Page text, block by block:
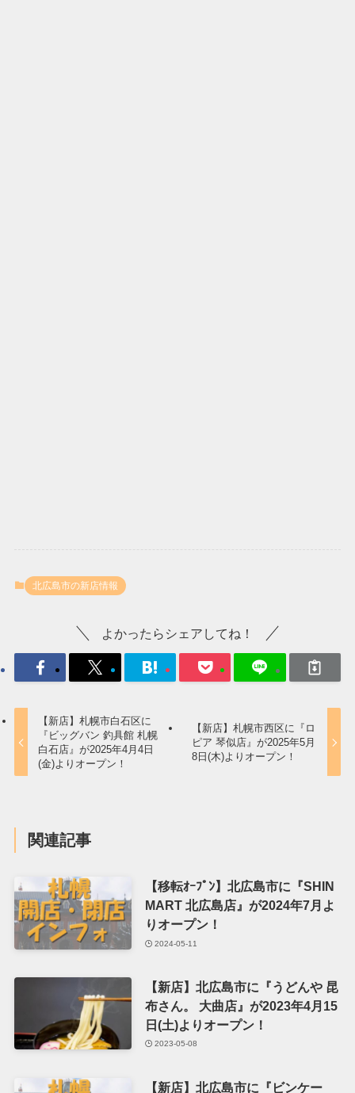
北広島市の新店情報
よかったらシェアしてね！
【新店】札幌市白石区に
『ビッグバン 釣具館 札幌
白石店』が2025年4月4日
(金)よりオープン！
【新店】札幌市西区に『ロ
ピア 琴似店』が2025年5月
8日(木)よりオープン！
関連記事
【移転ｵｰﾌﾟﾝ】北広島市に『SHIN
MART 北広島店』が2024年7月よ
りオープン！
2024-05-11
【新店】北広島市に『うどんや 昆
布さん。 大曲店』が2023年4月15
日(土)よりオープン！
2023-05-08
【新店】北広島市に『ビンケー